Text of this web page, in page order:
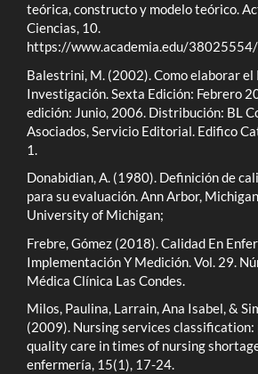
teórica, constructo y modelo teórico.
Ciencias, 10.
https://www.academia.edu/
Balestrini, M. (2002). Como elaborar el
Investigación. Sexta Edición: Febrero
edición: Junio, 2006. Distribución: BL
Asociados, Servicio Editorial. Edifico
1.
Donabidian, A. (1980). Definición de
para su evaluación. Ann Arbor,
University of Michigan;
Frebre, Gómez (2018). Calidad En
Implementación Y Medición. Vol. 29.
Médica Clínica Las Condes.
Milos, Paulina, Larrain, Ana Isabel, &
(2009). Nursing services classification:
quality care in times of nursing
enfermería, 15(1), 17-24.